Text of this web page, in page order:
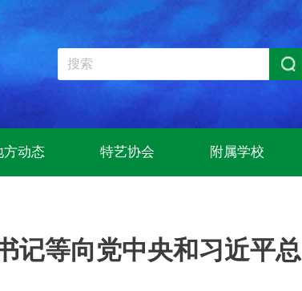
方动态 特艺协会 附属学校
记等向党中央和习近平总